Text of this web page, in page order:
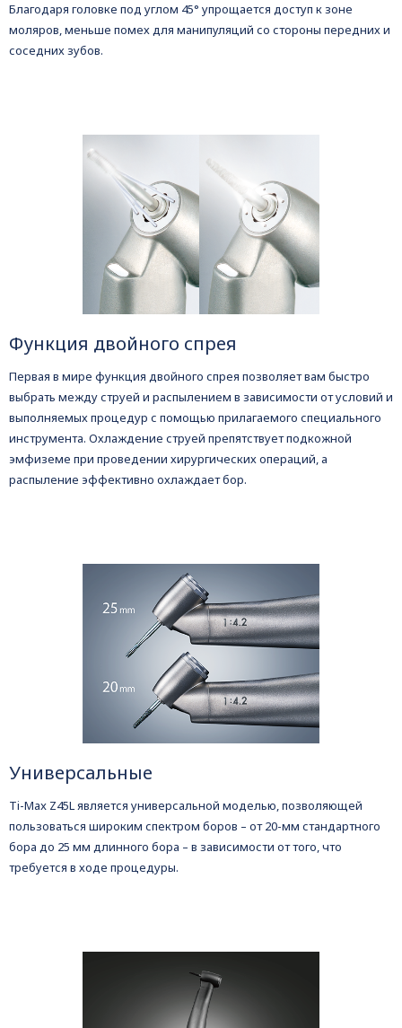
Благодаря головке под углом 45° упрощается доступ к зоне
моляров, меньше помех для манипуляций со стороны передних и
соседних зубов.
Функция двойного спрея
Первая в мире функция двойного спрея позволяет вам быстро
выбрать между струей и распылением в зависимости от условий и
выполняемых процедур с помощью прилагаемого специального
инструмента. Охлаждение струей препятствует подкожной
эмфиземе при проведении хирургических операций, а
распыление эффективно охлаждает бор.
Универсальные
Ti-Max Z45L является универсальной моделью, позволяющей
пользоваться широким спектром боров – от 20-мм стандартного
бора до 25 мм длинного бора – в зависимости от того, что
требуется в ходе процедуры.